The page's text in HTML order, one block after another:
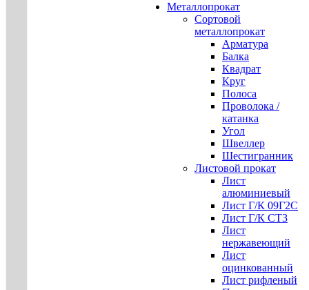
Металлопрокат
Сортовой
металлопрокат
Арматура
Балка
Квадрат
Круг
Полоса
Проволока /
катанка
Угол
Швеллер
Шестигранник
Листовой прокат
Лист
алюминиевый
Лист Г/К 09Г2С
Лист Г/К СТ3
Лист
нержавеющий
Лист
оцинкованный
Лист рифленый